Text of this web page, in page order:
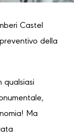
Castel
della
qualsiasi
Ma